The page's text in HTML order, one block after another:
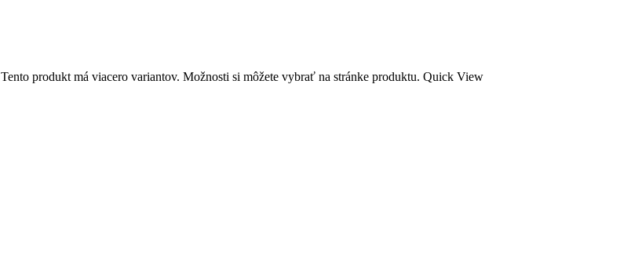
Tento produkt má viacero variantov. Možnosti si môžete vybrať na stránke produktu. Quick View